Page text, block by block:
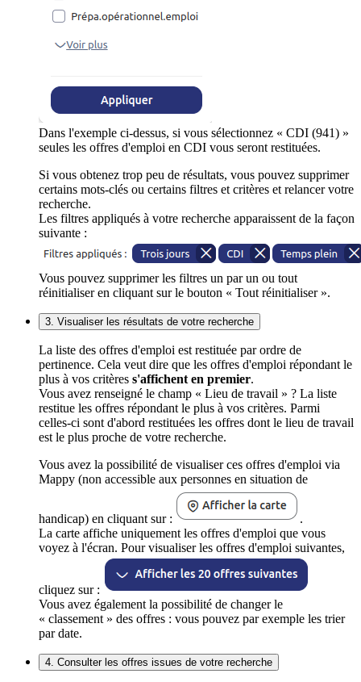
Dans l'exemple ci-dessus, si vous sélectionnez « CDI (941) »
seules les offres d'emploi en CDI vous seront restituées.
Si vous obtenez trop peu de résultats, vous pouvez supprimer
certains mots-clés ou certains filtres et critères et relancer votre
recherche.
Les filtres appliqués à votre recherche apparaissent de la façon
suivante :
Vous pouvez supprimer les filtres un par un ou tout
réinitialiser en cliquant sur le bouton « Tout réinitialiser ».
3. Visualiser les résultats de votre recherche
La liste des offres d'emploi est restituée par ordre de
pertinence. Cela veut dire que les offres d'emploi répondant le
plus à vos critères s'affichent en premier.
Vous avez renseigné le champ « Lieu de travail » ? La liste
restitue les offres répondant le plus à vos critères. Parmi
celles-ci sont d'abord restituées les offres dont le lieu de travail
est le plus proche de votre recherche.
Vous avez la possibilité de visualiser ces offres d'emploi via
Mappy (non accessible aux personnes en situation de
handicap) en cliquant sur :
.
La carte affiche uniquement les offres d'emploi que vous
voyez à l'écran. Pour visualiser les offres d'emploi suivantes,
cliquez sur :
Vous avez également la possibilité de changer le
« classement » des offres : vous pouvez par exemple les trier
par date.
4. Consulter les offres issues de votre recherche